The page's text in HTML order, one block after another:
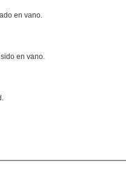
en vano.
en vano.